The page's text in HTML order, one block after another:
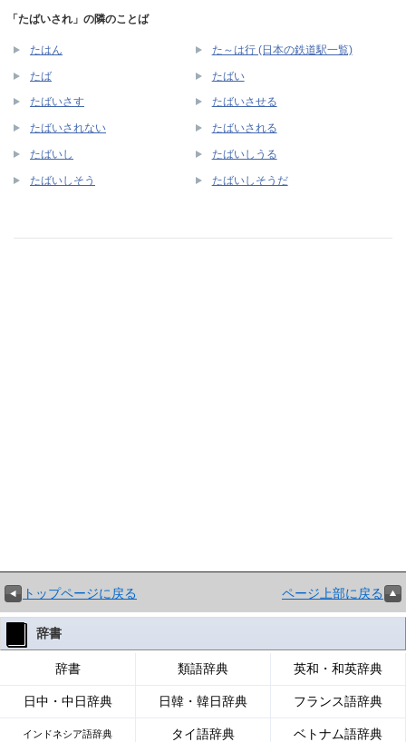
「たばいされ」の隣のことば
たはん た～は行 (日本の鉄道駅一覧)
たば たばい
たばいさす たばいさせる
たばいされない たばいされる
たばいし たばいしうる
たばいしそう たばいしそうだ
トップページに戻る ページ上部に戻る
辞書
辞書 類語辞典 英和・和英辞典
日中・中日辞典 日韓・韓日辞典 フランス語辞典
インドネシア語辞典 タイ語辞典 ベトナム語辞典